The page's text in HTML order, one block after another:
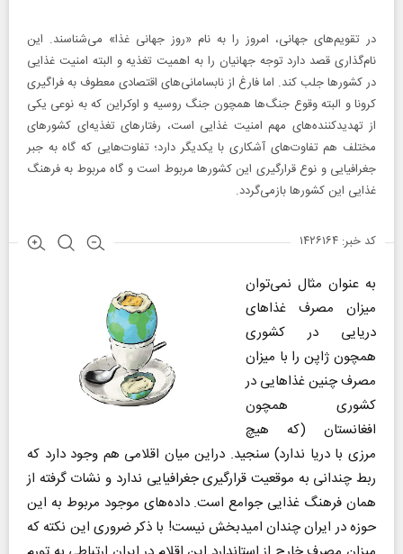
در تقویم‌های جهانی، امروز را به نام «روز جهانی غذا» می‌شناسند. این
نام‌گذاری قصد دارد توجه جهانیان را به اهمیت تغذیه و البته امنیت غذایی
در کشورها جلب کند. اما فارغ از نابسامانی‌های اقتصادی معطوف به فراگیری
کرونا و البته وقوع جنگ‌ها همچون جنگ روسیه و اوکراین که به نوعی یکی
از تهدید‌کننده‌های مهم امنیت غذایی است، رفتارهای تغذیه‌ای کشورهای
مختلف هم تفاوت‌های آشکاری با یکدیگر دارد؛ تفاوت‌هایی که گاه به جبر
جغرافیایی و نوع قرارگیری این کشورها مربوط است و گاه مربوط به فرهنگ
غذایی این کشورها بازمی‌گردد.
کد خبر: ۱۴۲۶۱۶۴
به عنوان مثال نمی‌توان
میزان مصرف غذاهای
دریایی در کشوری
همچون ژاپن را با میزان
مصرف چنین غذاهایی در
کشوری همچون
افغانستان (که هیچ
مرزی با دریا ندارد) سنجید. دراین میان اقلامی هم وجود دارد که
ربط چندانی به موقعیت قرارگیری جغرافیایی ندارد و نشات گرفته از
همان فرهنگ غذایی جوامع است. داده‌های موجود مربوط به این
حوزه در ایران چندان امیدبخش نیست! با ذکر ضروری این نکته که